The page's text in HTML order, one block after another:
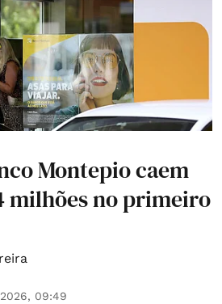
Montepio caem
milhões no primeiro
09:49